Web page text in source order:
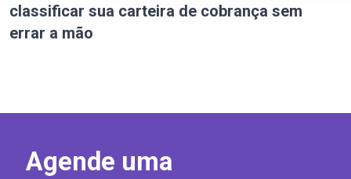
classificar sua carteira de cobrança sem
errar a mão
Agende uma